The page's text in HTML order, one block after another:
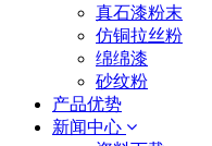
真石漆粉末
仿铜拉丝粉
绵绵漆
砂纹粉
产品优势
新闻中心